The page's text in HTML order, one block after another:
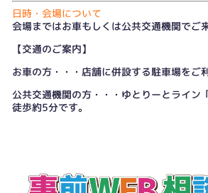
日時・会場について
会場まではお車もしくは公共交通機関でご
【交通のご案内】
お車の方・・・店舗に併設する駐車場をご
公共交通機関の方・・・ゆとりーとライン
徒歩約5分です。